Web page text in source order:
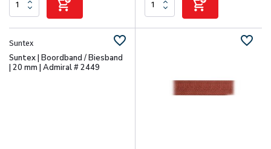
Suntex
Suntex | Boordband / Biesband
| 20 mm | Admiral # 2449